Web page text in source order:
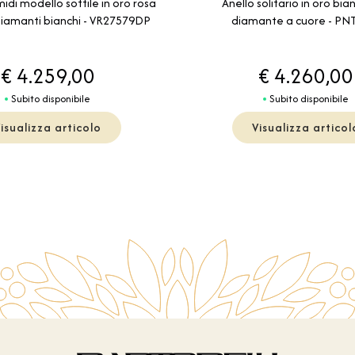
bianchi - VR27579DP
€ 4.259,00
Subito disponibile
articolo
diamante a cuore -
€ 4.260,00
Subito disponibile
Visualizza